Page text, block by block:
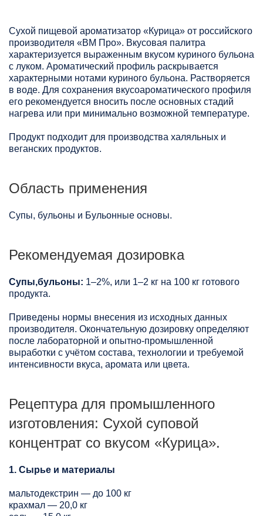
Сухой пищевой ароматизатор «Курица» от российского
производителя «ВМ Про». Вкусовая палитра
характеризуется выраженным вкусом куриного бульона
с луком. Ароматический профиль раскрывается
характерными нотами куриного бульона. Растворяется
в воде. Для сохранения вкусоароматического профиля
его рекомендуется вносить после основных стадий
нагрева или при минимально возможной температуре.
Продукт подходит для производства халяльных и
веганских продуктов.
Область применения
Супы, бульоны и Бульонные основы.
Рекомендуемая дозировка
Супы,бульоны: 1–2%, или 1–2 кг на 100 кг готового
продукта.
Приведены нормы внесения из исходных данных
производителя. Окончательную дозировку определяют
после лабораторной и опытно-промышленной
выработки с учётом состава, технологии и требуемой
интенсивности вкуса, аромата или цвета.
Рецептура для промышленного
изготовления: Сухой суповой
концентрат со вкусом «Курица».
1. Сырье и материалы
мальтодекстрин — до 100 кг
крахмал — 20,0 кг